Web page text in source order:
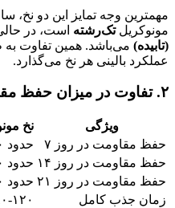
مهمترین وجه تمایز این دو نخ،
مونوکریلتک‌رشته است، در
(تابیده) می‌باشد. همین تفاوت
عملکرد بالینی هر نخ می‌گذارد.
۲. تفاوت در میزان حفظ مقاومت (نقشه جذب)
ویژگی نخ
حفظ مقاومت در روز ۷
حدود ۶۰٪
حفظ مقاومت در روز ۱۴
حدود ۳۰٪
حفظ مقاومت در روز ۲۱
حدود ۰-۱۰٪
زمان جذب کامل
۹۰-۱۲۰